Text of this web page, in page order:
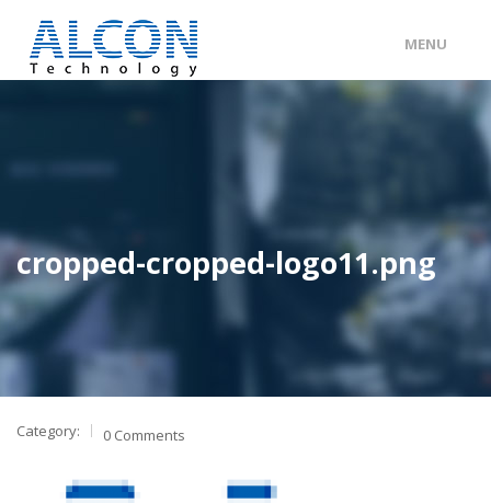
MENU
ENG / 中文
產品及服務
工程個案
聯絡我們
cropped-cropped-logo11.png
Category: 0 Comments